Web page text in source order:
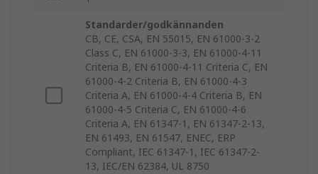
Standarder/godkännanden
CB, CE, CSA, EN 55015, EN 61000-3-2
Class C, EN 61000-3-3, EN 61000-4-11
Criteria B, EN 61000-4-11 Criteria C, EN
61000-4-2 Criteria B, EN 61000-4-3
Criteria A, EN 61000-4-4 Criteria B, EN
61000-4-5 Criteria C, EN 61000-4-6
Criteria A, EN 61347-1, EN 61347-2-13,
EN 61493, EN 61547, ENEC, ERP
Compliant, IEC 61347-1, IEC 61347-2-
13, IEC/EN 62384, UL 8750